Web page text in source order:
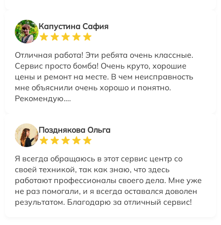
Капустина Сафия
Отличная работа! Эти ребята очень классные.
Сервис просто бомба! Очень круто, хорошие
цены и ремонт на месте. В чем неисправность
мне объяснили очень хорошо и понятно.
Рекомендую….
Позднякова Ольга
Я всегда обращаюсь в этот сервис центр со
своей техникой, так как знаю, что здесь
работают профессионалы своего дела. Мне уже
не раз помогали, и я всегда оставался доволен
результатом. Благодарю за отличный сервис!